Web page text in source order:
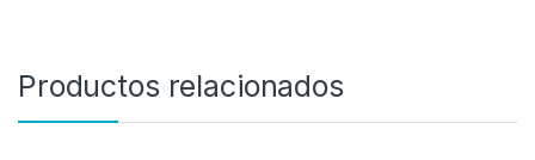
Productos relacionados